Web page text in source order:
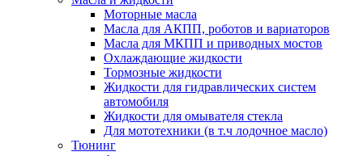
Моторные масла
Масла для АКПП, роботов и вариаторов
Масла для МКПП и приводных мостов
Охлаждающие жидкости
Тормозные жидкости
Жидкости для гидравлических систем
автомобиля
Жидкости для омывателя стекла
Для мототехники (в т.ч лодочное масло)
Тюнинг